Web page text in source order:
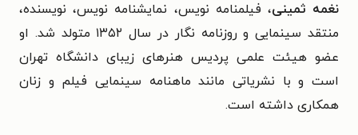
نغمه ثمینی، فیلمنامه نویس، نمایشنامه نویس، نویسنده،
منتقد سینمایی و روزنامه نگار در سال ۱۳۵۲ متولد شد. او
عضو هیئت علمی پردیس هنرهای زیبای دانشگاه تهران
است و با نشریاتی مانند ماهنامه سینمایی فیلم و زنان
همکاری داشته است.